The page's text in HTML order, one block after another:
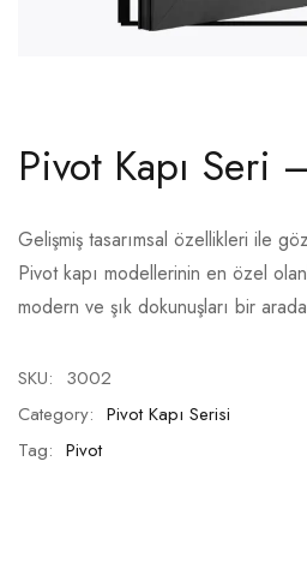
Pivot Kapı Seri
Gelişmiş tasarımsal özellikleri ile
Pivot kapı modellerinin en özel
modern ve şık dokunuşları bir
SKU: 3002
Category: Pivot Kapı Serisi
Tag: Pivot